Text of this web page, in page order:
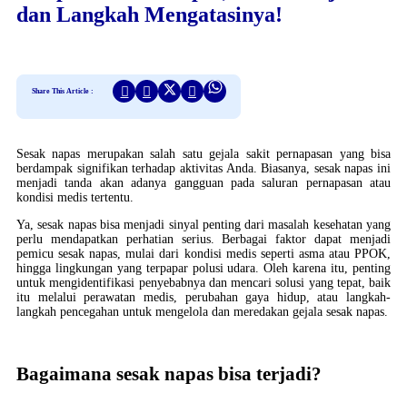
dan Langkah Mengatasinya!
Share This Article :
Sesak napas merupakan salah satu gejala sakit pernapasan yang bisa
berdampak signifikan terhadap aktivitas Anda. Biasanya, sesak napas ini
menjadi tanda akan adanya gangguan pada saluran pernapasan atau
kondisi medis tertentu.
Ya, sesak napas bisa menjadi sinyal penting dari masalah kesehatan yang
perlu mendapatkan perhatian serius. Berbagai faktor dapat menjadi
pemicu sesak napas, mulai dari kondisi medis seperti asma atau PPOK,
hingga lingkungan yang terpapar polusi udara. Oleh karena itu, penting
untuk mengidentifikasi penyebabnya dan mencari solusi yang tepat, baik
itu melalui perawatan medis, perubahan gaya hidup, atau langkah-
langkah pencegahan untuk mengelola dan meredakan gejala sesak napas.
Bagaimana sesak napas bisa terjadi?